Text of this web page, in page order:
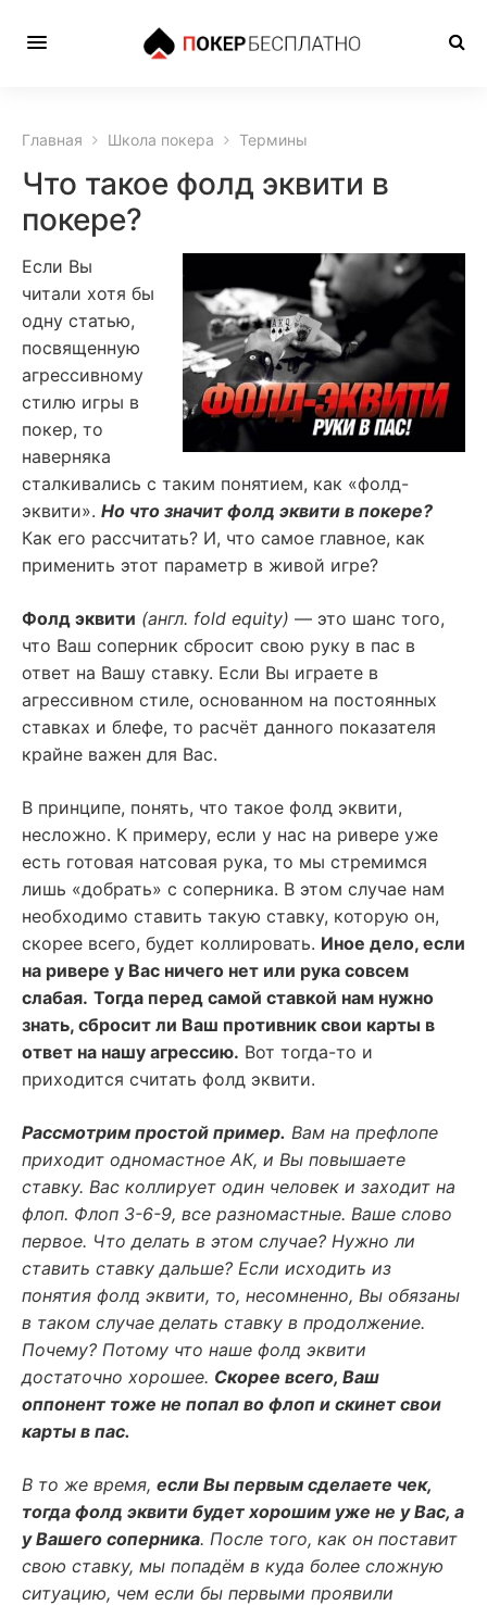
Главная Школа покера Термины
Что такое фолд эквити в
покере?
Если Вы
читали хотя бы
одну статью,
посвященную
агрессивному
стилю игры в
покер, то
наверняка
сталкивались с таким понятием, как «фолд-
эквити». Но что значит фолд эквити в покере?
Как его рассчитать? И, что самое главное, как
применить этот параметр в живой игре?
Фолд эквити (англ. fold equity) — это шанс того,
что Ваш соперник сбросит свою руку в пас в
ответ на Вашу ставку. Если Вы играете в
агрессивном стиле, основанном на постоянных
ставках и блефе, то расчёт данного показателя
крайне важен для Вас.
В принципе, понять, что такое фолд эквити,
несложно. К примеру, если у нас на ривере уже
есть готовая натсовая рука, то мы стремимся
лишь «добрать» с соперника. В этом случае нам
необходимо ставить такую ставку, которую он,
скорее всего, будет коллировать. Иное дело, если
на ривере у Вас ничего нет или рука совсем
слабая. Тогда перед самой ставкой нам нужно
знать, сбросит ли Ваш противник свои карты в
ответ на нашу агрессию. Вот тогда-то и
приходится считать фолд эквити.
Рассмотрим простой пример. Вам на префлопе
приходит одномастное АК, и Вы повышаете
ставку. Вас коллирует один человек и заходит на
флоп. Флоп 3-6-9, все разномастные. Ваше слово
первое. Что делать в этом случае? Нужно ли
ставить ставку дальше? Если исходить из
понятия фолд эквити, то, несомненно, Вы обязаны
в таком случае делать ставку в продолжение.
Почему? Потому что наше фолд эквити
достаточно хорошее. Скорее всего, Ваш
оппонент тоже не попал во флоп и скинет свои
карты в пас.
В то же время, если Вы первым сделаете чек,
тогда фолд эквити будет хорошим уже не у Вас, а
у Вашего соперника. После того, как он поставит
свою ставку, мы попадём в куда более сложную
ситуацию, чем если бы первыми проявили